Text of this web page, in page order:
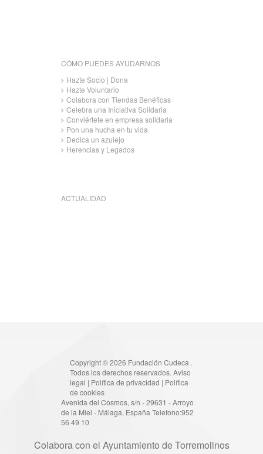
CÓMO PUEDES AYUDARNOS
Hazte Socio | Dona
Hazte Voluntario
Colabora con Tiendas Benéficas
Celebra una Iniciativa Solidaria
Conviértete en empresa solidaria
Pon una hucha en tu vida
Dedica un azulejo
Herencias y Legados
ACTUALIDAD
Copyright © 2026 Fundación Cudeca .
Todos los derechos reservados. Aviso
legal | Política de privacidad | Política
de cookies
Avenida del Cosmos, s/n - 29631 - Arroyo
de la Miel - Málaga, España Telefono:952
56 49 10
Colabora con el Ayuntamiento de Torremolinos